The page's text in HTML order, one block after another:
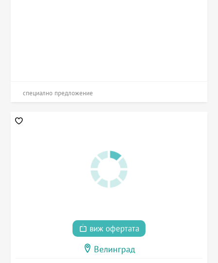
специално предложение
виж офертата
Велинград